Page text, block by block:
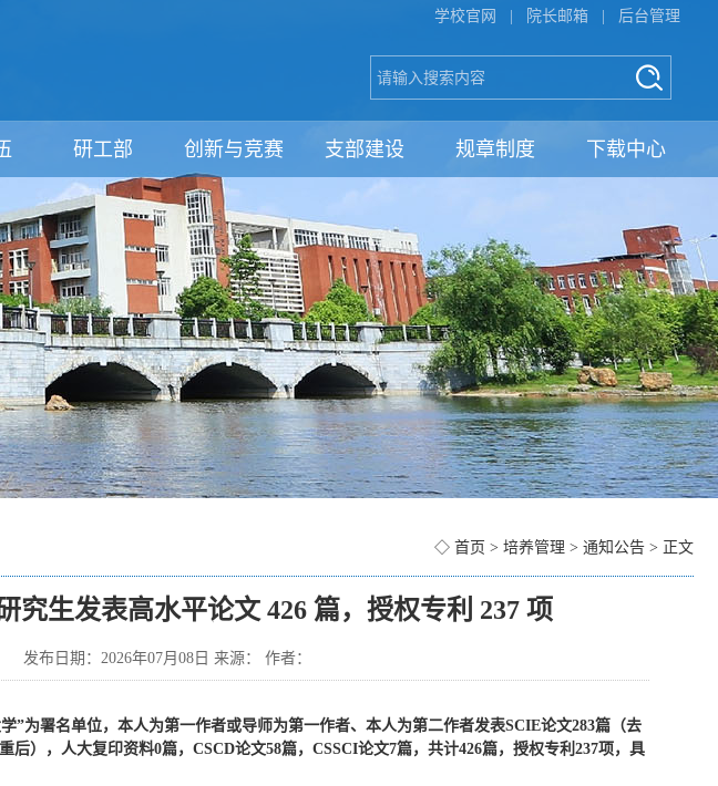
学校官网 院长邮箱 后台管理
研工部 创新与竞赛 支部建设 规章制度 下载中心
◇ 首页 > 培养管理 > 通知公告 > 正文
究生发表高水平论文 426 篇，授权专利 237 项
发布日期：2026年07月08日 来源： 作者：
”为署名单位，本人为第一作者或导师为第一作者、本人为第二作者发表SCIE论文283篇（去
后），人大复印资料0篇，CSCD论文58篇，CSSCI论文7篇，共计426篇，授权专利237项，具